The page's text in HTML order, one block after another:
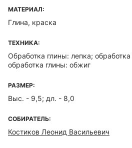
МАТЕРИАЛ:
Глина, краска
ТЕХНИКА:
Обработка глины: лепка;
обработка глины: обжиг
РАЗМЕР:
Выс. - 9,5; дл. - 8,0
СОБИРАТЕЛЬ:
Костиков Леонид Васильевич